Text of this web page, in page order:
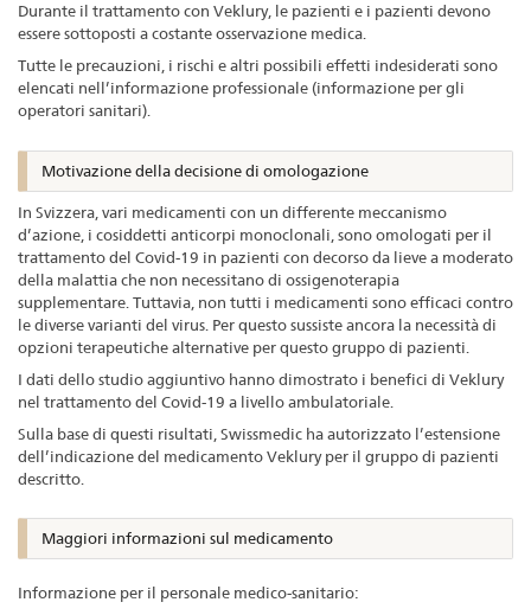
Durante il trattamento con Veklury, le pazienti e i pazienti devono
essere sottoposti a costante osservazione medica.
Tutte le precauzioni, i rischi e altri possibili effetti indesiderati sono
elencati nell’informazione professionale (informazione per gli
operatori sanitari).
Motivazione della decisione di omologazione
In Svizzera, vari medicamenti con un differente meccanismo
d’azione, i cosiddetti anticorpi monoclonali, sono omologati per il
trattamento del Covid-19 in pazienti con decorso da lieve a moderato
della malattia che non necessitano di ossigenoterapia
supplementare. Tuttavia, non tutti i medicamenti sono efficaci contro
le diverse varianti del virus. Per questo sussiste ancora la necessità di
opzioni terapeutiche alternative per questo gruppo di pazienti.
I dati dello studio aggiuntivo hanno dimostrato i benefici di Veklury
nel trattamento del Covid-19 a livello ambulatoriale.
Sulla base di questi risultati, Swissmedic ha autorizzato l’estensione
dell’indicazione del medicamento Veklury per il gruppo di pazienti
descritto.
Maggiori informazioni sul medicamento
Informazione per il personale medico-sanitario: